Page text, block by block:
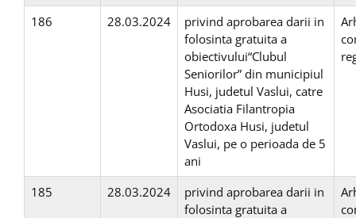
186 28.03.2024
privind aprobarea darii in
folosinta gratuita a
obiectivului“Clubul
Seniorilor” din municipiul
Husi, judetul Vaslui, catre
Asociatia Filantropia
Ortodoxa Husi, judetul
Vaslui, pe o perioada de 5
ani
185 28.03.2024
privind aprobarea darii in
folosinta gratuita a